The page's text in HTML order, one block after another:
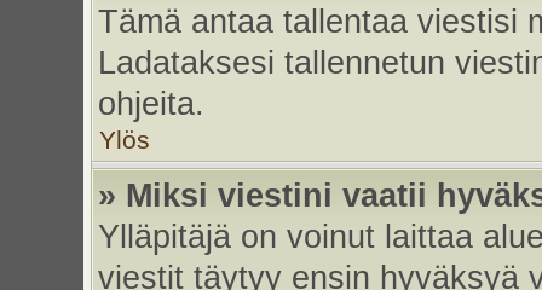
Tämä antaa tallentaa viestisi
Ladataksesi tallennetun
ohjeita.
Ylös
» Miksi viestini vaatii
Ylläpitäjä on voinut laittaa
viestit täytyy ensin hyväksyä